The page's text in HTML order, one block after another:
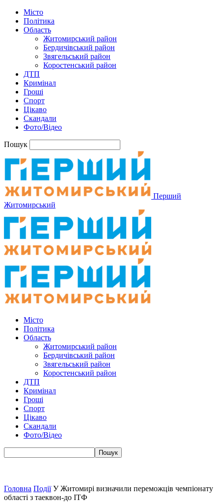
Місто
Політика
Область
Житомирський район
Бердичівський район
Звягельський район
Коростенський район
ДТП
Кримінал
Гроші
Спорт
Цікаво
Скандали
Фото/Відео
Пошук
Перший
Житомирський
Місто
Політика
Область
Житомирський район
Бердичівський район
Звягельський район
Коростенський район
ДТП
Кримінал
Гроші
Спорт
Цікаво
Скандали
Фото/Відео
Головна Події У Житомирі визначили переможців чемпіонату
області з таеквон-до ІТФ